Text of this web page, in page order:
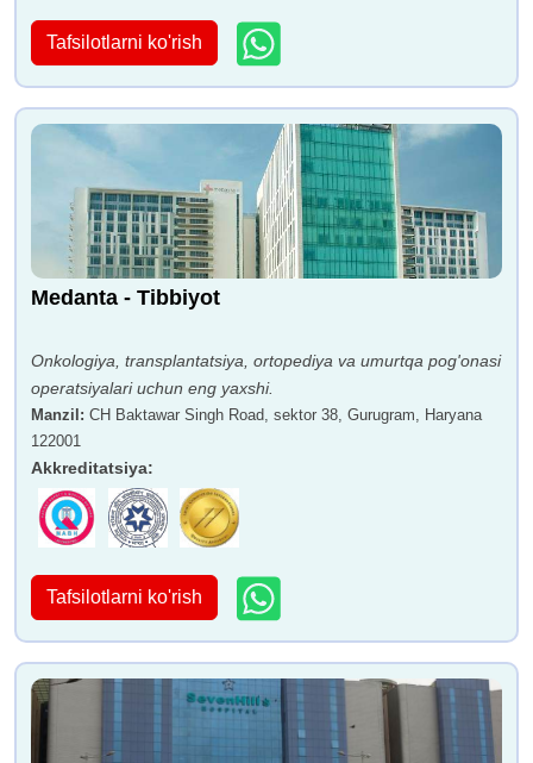
Tafsilotlarni ko'rish
Medanta - Tibbiyot
Onkologiya, transplantatsiya, ortopediya va umurtqa pog'onasi
operatsiyalari uchun eng yaxshi.
Manzil : CH Baktawar Singh Road, sektor 38, Gurugram, Haryana
122001
Akkreditatsiya:
Tafsilotlarni ko'rish